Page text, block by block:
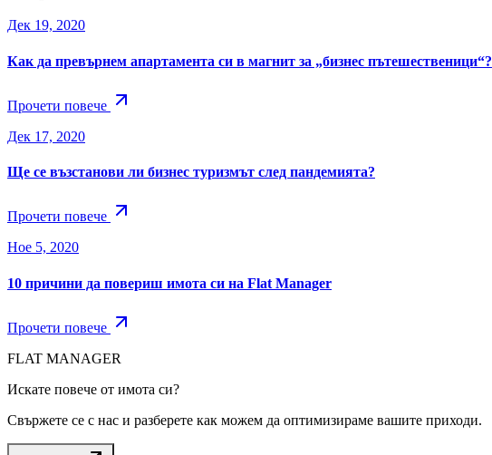
Дек 19, 2020
Как да превърнем апартамента си в магнит за „бизнес пътешественици“?
Прочети повече
Дек 17, 2020
Ще се възстанови ли бизнес туризмът след пандемията?
Прочети повече
Ное 5, 2020
10 причини да повериш имота си на Flat Manager
Прочети повече
FLAT MANAGER
Искате повече от имота си?
Свържете се с нас и разберете как можем да оптимизираме вашите приходи.